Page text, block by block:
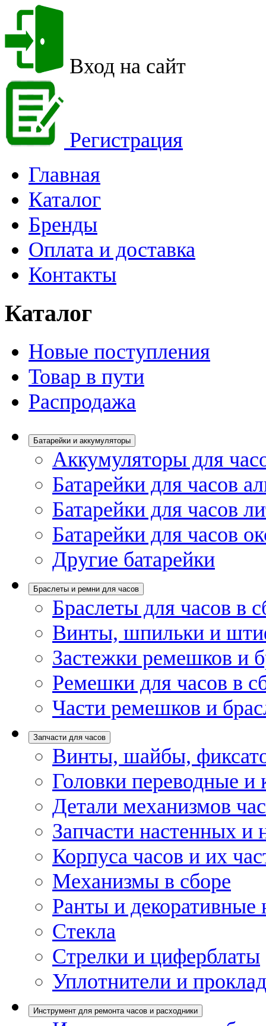
Вход на сайт
Регистрация
Главная
Каталог
Бренды
Оплата и доставка
Контакты
Каталог
Новые поступления
Товар в пути
Распродажа
Батарейки и аккумуляторы
Аккумуляторы для
Батарейки для часов
Батарейки для часов
Батарейки для часов
Другие батарейки
Браслеты и ремни для часов
Браслеты для часов в
Винты, шпильки и
Застежки ремешков и
Ремешки для часов в
Части ремешков и
Запчасти для часов
Винты, шайбы,
Головки переводные и
Детали механизмов
Запчасти настенных и
Корпуса часов и их
Механизмы в сборе
Ранты и декоративные
Стекла
Стрелки и циферблаты
Уплотнители и
Инструмент для ремонта часов и расходники